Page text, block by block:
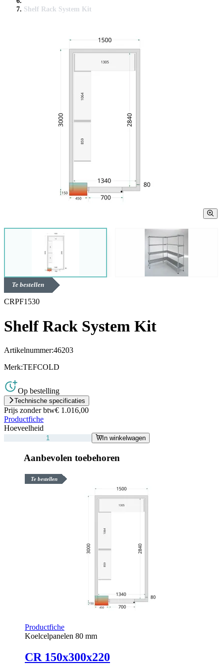
Shelf Rack System Kit
Te bestellen
CRPF1530
Shelf Rack System Kit
Artikelnummer:46203
Merk:TEFCOLD
Op bestelling
Technische specificaties
Prijs zonder btw€ 1.016,00
Productfiche
Hoeveelheid
In winkelwagen
Aanbevolen toebehoren
Te bestellen
Productfiche
Koelcelpanelen 80 mm
CR 150x300x220